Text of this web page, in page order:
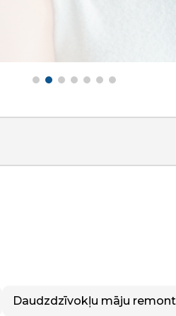
Daudzdzīvokļu māju